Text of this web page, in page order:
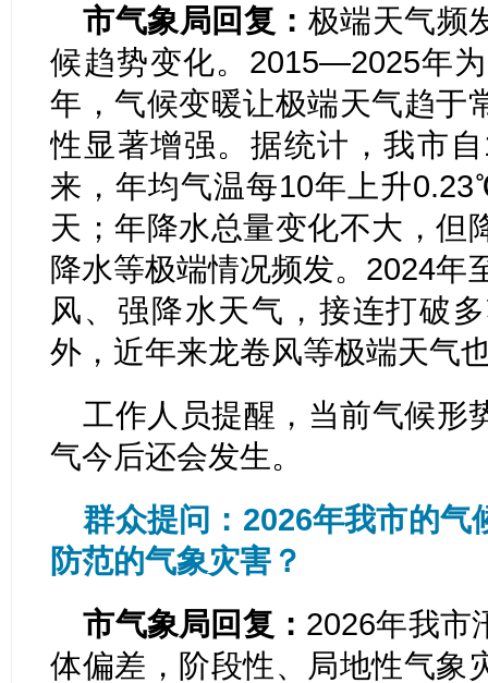
市气象局回复： 极端天气频
候趋势变化。2015—2025年
年，气候变暖让极端天气趋于
性显著增强。据统计，我市
来，年均气温每10年上升
天；年降水总量变化不大，但
降水等极端情况频发。2024年
风、强降水天气，接连打破
外，近年来龙卷风等极端天气
工作人员提醒，当前气候形
气今后还会发生。
群众提问：2026年我市的气
防范的气象灾害？
市气象局回复： 2026年我市
体偏差，阶段性、局地性气象